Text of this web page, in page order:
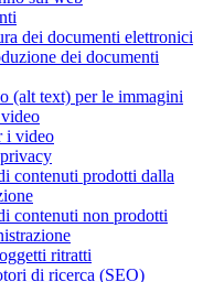
dei documenti elettronici
dei documenti
(alt text) per le immagini
i video
contenuti prodotti dalla
contenuti non prodotti
ritratti
di ricerca (SEO)